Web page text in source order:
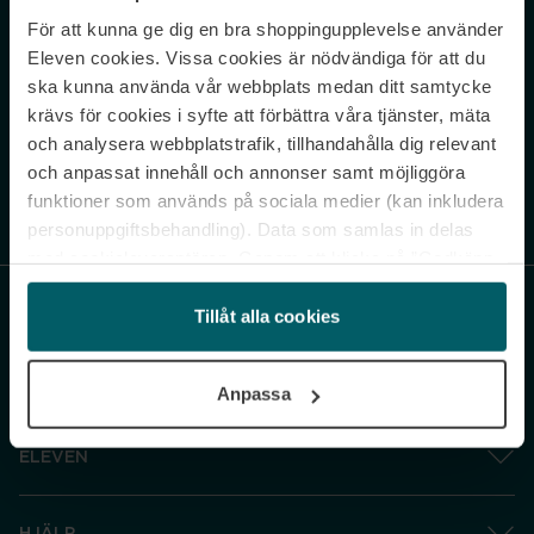
För att kunna ge dig en bra shoppingupplevelse använder
Eleven cookies. Vissa cookies är nödvändiga för att du
ska kunna använda vår webbplats medan ditt samtycke
krävs för cookies i syfte att förbättra våra tjänster, mäta
och analysera webbplatstrafik, tillhandahålla dig relevant
och anpassat innehåll och annonser samt möjliggöra
funktioner som används på sociala medier (kan inkludera
personuppgiftsbehandling). Data som samlas in delas
och gå vidare” accepterar du samtliga cookies medan du
under ”Inställningar” kan anpassa användningen av
cookies. Du kan återkalla ditt samtycke när som helst.
Tillåt alla cookies
Anpassa
Never miss a beat.
Sign up to our newsletter.
Genom att prenumerera accepterar du vår Integritetspolicy. Avprenumerera
ELEVEN